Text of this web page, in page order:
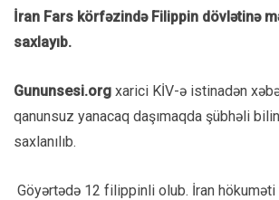
İran Fars körfəzində Filippin dövlətinə
saxlayıb.
Gununsesi.org xarici KİV-ə istinadən
qanunsuz yanacaq daşımaqda şübhəli
saxlanılıb.
Göyərtədə 12 filippinli olub. İran hökuməti